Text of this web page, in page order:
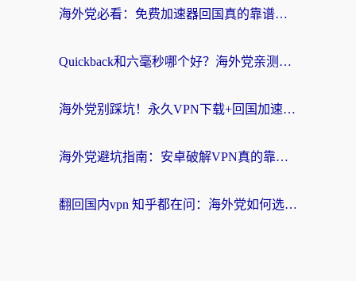
海外党必看：免费加速器回国真的靠谱吗？3步教你选到好用的归雁替代
Quickback和六毫秒哪个好？海外党亲测：选对回国加速器，无缝刷剧办公不再愁
海外党别踩坑！永久VPN下载+回国加速器选择指南，无缝刷国内剧游戏支付
海外党避坑指南：安卓破解VPN真的靠谱吗？教你选对回国加速器无缝刷国内资源
翻回国内vpn 知乎都在问：海外党如何选对加速器，无缝刷剧打游戏？